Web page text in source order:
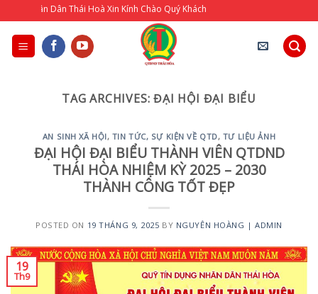
to
content
Nhân Dân Thái Hoà Xin Kính Chào Quý Khách
TAG ARCHIVES:ĐẠI HỘI ĐẠI BIỂU
AN SINH XÃ HỘI, TIN TỨC, SỰ KIỆN VỀ QTD, TƯ LIỆU ẢNH
ĐẠI HỘI ĐẠI BIỂU THÀNH VIÊN QTDND
THÁI HÒA NHIỆM KỲ 2025 – 2030
THÀNH CÔNG TỐT ĐẸP
POSTED ON 19 THÁNG 9, 2025 BY NGUYÊN HOÀNG | ADMIN
19
Th9